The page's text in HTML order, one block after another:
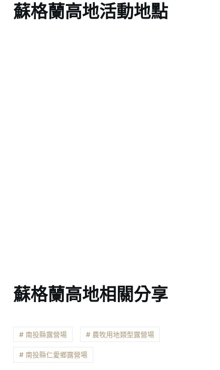
蘇格蘭高地活動地點
蘇格蘭高地相關分享
# 南投縣露營場 # 農牧用地類型露營場
# 南投縣仁愛鄉露營場